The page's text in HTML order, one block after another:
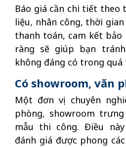
Báo giá cần chi tiết theo
liệu, nhân công, thời
thanh toán, cam kết bảo
ràng sẽ giúp bạn
không đáng có trong
Có showroom, văn
Một đơn vị chuyên
phòng, showroom
mẫu thi công. Điều
đánh giá được phong